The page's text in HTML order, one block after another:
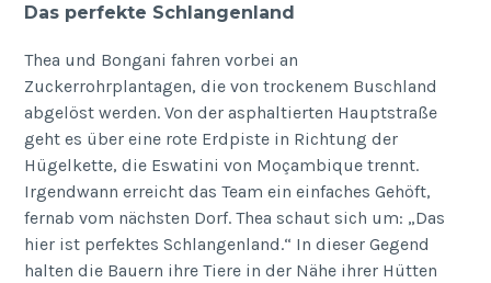
Das perfekte Schlangenland
Thea und Bongani fahren vorbei an
Zuckerrohrplantagen, die von trockenem Buschland
abgelöst werden. Von der asphaltierten Hauptstraße
geht es über eine rote Erdpiste in Richtung der
Hügelkette, die Eswatini von Moçambique trennt.
Irgendwann erreicht das Team ein einfaches Gehöft,
fernab vom nächsten Dorf. Thea schaut sich um: „Das
hier ist perfektes Schlangenland.“ In dieser Gegend
halten die Bauern ihre Tiere in der Nähe ihrer Hütten